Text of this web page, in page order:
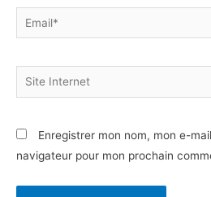
Email*
Site
Internet
Enregistrer mon nom, mon e-
navigateur pour mon prochain